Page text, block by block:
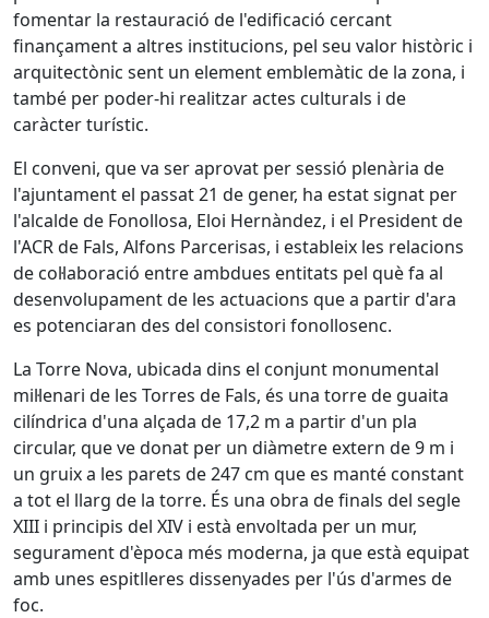
fomentar la restauració de l'edificació cercant
finançament a altres institucions, pel seu valor històric i
arquitectònic sent un element emblemàtic de la zona, i
també per poder-hi realitzar actes culturals i de
caràcter turístic.
El conveni, que va ser aprovat per sessió plenària de
l'ajuntament el passat 21 de gener, ha estat signat per
l'alcalde de Fonollosa, Eloi Hernàndez, i el President de
l'ACR de Fals, Alfons Parcerisas, i estableix les relacions
de col·laboració entre ambdues entitats pel què fa al
desenvolupament de les actuacions que a partir d'ara
es potenciaran des del consistori fonollosenc.
La Torre Nova, ubicada dins el conjunt monumental
mil·lenari de les Torres de Fals, és una torre de guaita
cilíndrica d'una alçada de 17,2 m a partir d'un pla
circular, que ve donat per un diàmetre extern de 9 m i
un gruix a les parets de 247 cm que es manté constant
a tot el llarg de la torre. És una obra de finals del segle
XIII i principis del XIV i està envoltada per un mur,
segurament d'època més moderna, ja que està equipat
amb unes espitlleres dissenyades per l'ús d'armes de
foc.